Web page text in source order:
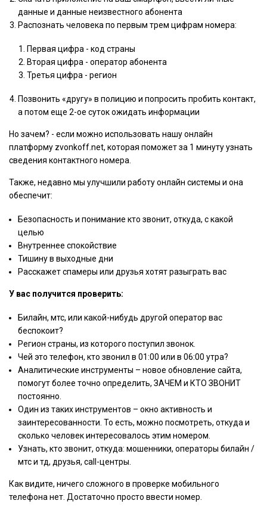
данные и данные неизвестного абонента
Распознать человека по первым трем цифрам номера:
Первая цифра - код страны
Вторая цифра - оператор абонента
Третья цифра - регион
Позвонить «другу» в полицию и попросить пробить контакт,
а потом еще 2-ое суток ожидать информации
Но зачем? - если можно использовать нашу онлайн
платформу zvonkoff.net, которая поможет за 1 минуту узнать
сведения контактного номера.
Также, недавно мы улучшили работу онлайн системы и она
обеспечит:
Безопасность и понимание кто звонит, откуда, с какой
целью
Внутреннее спокойствие
Тишину в выходные дни
Расскажет спамеры или друзья хотят разыграть вас
У вас получится проверить:
Билайн, мтс, или какой-нибудь другой оператор вас
беспокоит?
Регион страны, из которого поступил звонок.
Чей это телефон, кто звонил в 01:00 или в 06:00 утра?
Аналитические инструменты – новое обновление сайта,
помогут более точно определить, ЗАЧЕМ и КТО ЗВОНИТ
постоянно.
Один из таких инструментов – окно активность и
заинтересованности. То есть, можно посмотреть, откуда и
сколько человек интересовалось этим номером.
Узнать, кто звонит, откуда: мошенники, операторы билайн /
мтс и тд, друзья, call-центры.
Как видите, ничего сложного в проверке мобильного
телефона нет. Достаточно просто ввести номер.